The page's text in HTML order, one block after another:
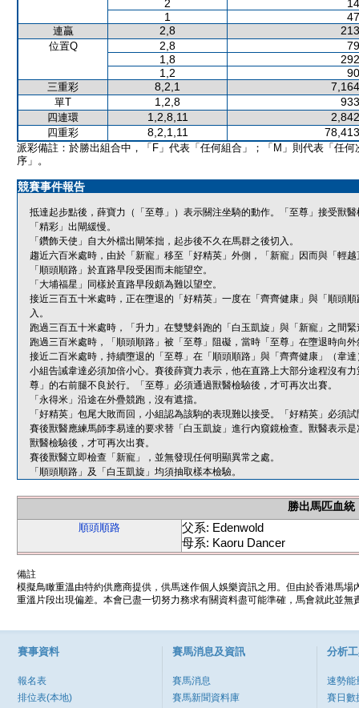
2
1
連贏 2,8
位置Q 2,8
1,8
1,2
三重彩 8,2,1
單T 1,2,8
四連環 1,2,8,11
四重彩 8,2,1,11
派彩備註：於勝出組合中，「F」代表「任何組合」；「M」則代表「任何
序」。
競賽事件報告
抵達起步點後，薛寶力（「至尊」）表示關注坐騎的動作。「至尊」接受獸
「精彩」出閘緩慢。
「鑽飾天使」自大外檔出閘笨拙，起步後不久在馬群之後切入。
趨近六百米處時，由於「新寵」移至「好精英」外側，「新寵」因而與「輕
「順頭順路」於直路早段受困而未能望空。
「大埔福星」同樣於直路早段頗為難以望空。
接近三百五十米處時，正在墮退的「好精英」一度在「齊齊健康」與「順頭
入。
跑過三百五十米處時，「升力」在雙雙斜跑的「白玉凱旋」與「新寵」之間
跑過三百米處時，「順頭順路」被「至尊」阻礙，當時「至尊」在墮退時向外
接近二百米處時，持續墮退的「至尊」在「順頭順路」與「齊齊健康」（韋
小組告誡韋達必須加倍小心。賽後薛寶力表示，他在直路上大部分途程沒有
尊」的右前腿不良於行。「至尊」必須通過獸醫檢驗後，才可再次出賽。
「永得米」沿途在外疊競跑，沒有遮擋。
「好精英」包尾大敗而回，小組認為該駒的表現難以接受。「好精英」必須
賽後獸醫應練馬師李易達的要求替「白玉凱旋」進行內窺鏡檢查。獸醫表示
獸醫檢驗後，才可再次出賽。
賽後獸醫立即檢查「新寵」，並無發現任何明顯異常之處。
「順頭順路」及「白玉凱旋」均須抽取樣本檢驗。
勝出馬匹血統
順頭順路
父系: Edenwold
母系: Kaoru Dancer
備註
模擬鳥瞰重溫由特約供應商提供，供馬迷作個人娛樂資訊之用。但由於香港馬
重溫片段出現偏差。本會已盡一切努力務求有關資料盡可能準確，馬會就此並
賽事資料
報名表
排位表(本地)
賽馬消息及資訊
賽馬消息
賽馬新聞資料庫
分析
速勢能
賽日數